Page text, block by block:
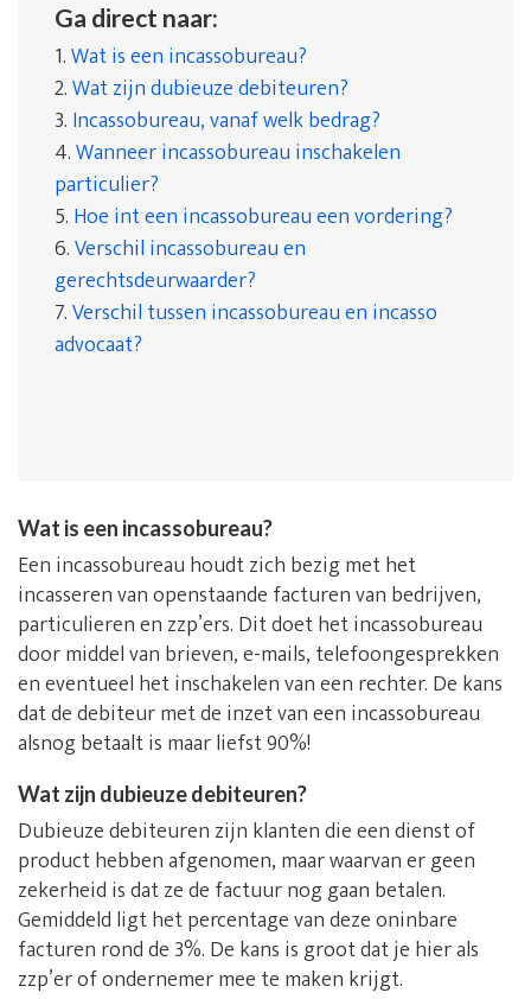
Ga direct naar:
1.Wat is een incassobureau?
2.Wat zijn dubieuze debiteuren?
3. Incassobureau, vanaf welk bedrag?
4.Wanneer incassobureau inschakelen
particulier?
5. Hoe int een incassobureau een vordering?
6.Verschil incassobureau en
gerechtsdeurwaarder?
7.Verschil tussen incassobureau en incasso
advocaat?
Wat is een incassobureau?
Een incassobureau houdt zich bezig met het
incasseren van openstaande facturen van bedrijven,
particulieren en zzp’ers. Dit doet het incassobureau
door middel van brieven, e-mails, telefoongesprekken
en eventueel het inschakelen van een rechter. De kans
dat de debiteur met de inzet van een incassobureau
alsnog betaalt is maar liefst 90%!
Wat zijn dubieuze debiteuren?
Dubieuze debiteuren zijn klanten die een dienst of
product hebben afgenomen, maar waarvan er geen
zekerheid is dat ze de factuur nog gaan betalen.
Gemiddeld ligt het percentage van deze oninbare
facturen rond de 3%. De kans is groot dat je hier als
zzp’er of ondernemer mee te maken krijgt.